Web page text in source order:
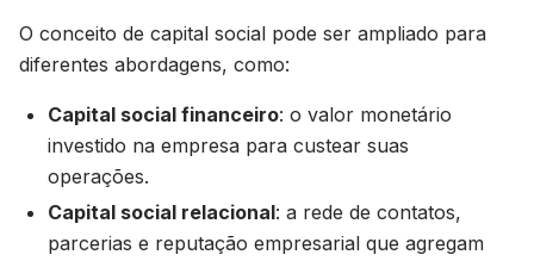
O conceito de capital social pode ser ampliado para
diferentes abordagens, como:
Capital social financeiro: o valor monetário
investido na empresa para custear suas
operações.
Capital social relacional: a rede de contatos,
parcerias e reputação empresarial que agregam